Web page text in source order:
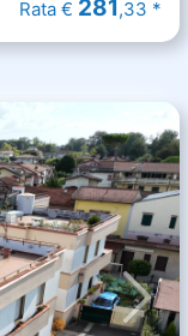
Rata € 281,33 *